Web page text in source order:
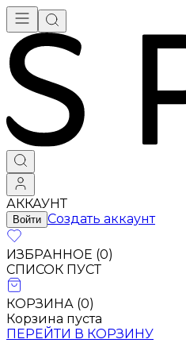
АККАУНТ
Войти Создать аккаунт
ИЗБРАННОЕ (0)
СПИСОК ПУСТ
КОРЗИНА (0)
Корзина пуста
ПЕРЕЙТИ В КОРЗИНУ